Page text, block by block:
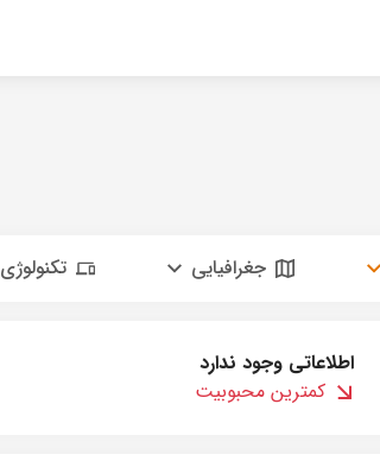
جغرافیایی تکنولوژی
اطلاعاتی وجود ندارد
کمترین محبوبیت